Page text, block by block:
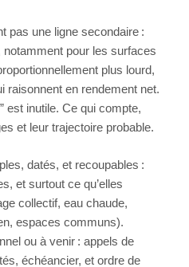
pas une ligne secondaire :
pour les surfaces
plus lourd,
raisonnent en rendement net.
est inutile. Ce qui compte,
et leur trajectoire probable.
datés, et recoupables :
et surtout ce qu’elles
collectif, eau chaude,
espaces communs).
ou à venir : appels de
échéancier, et ordre de